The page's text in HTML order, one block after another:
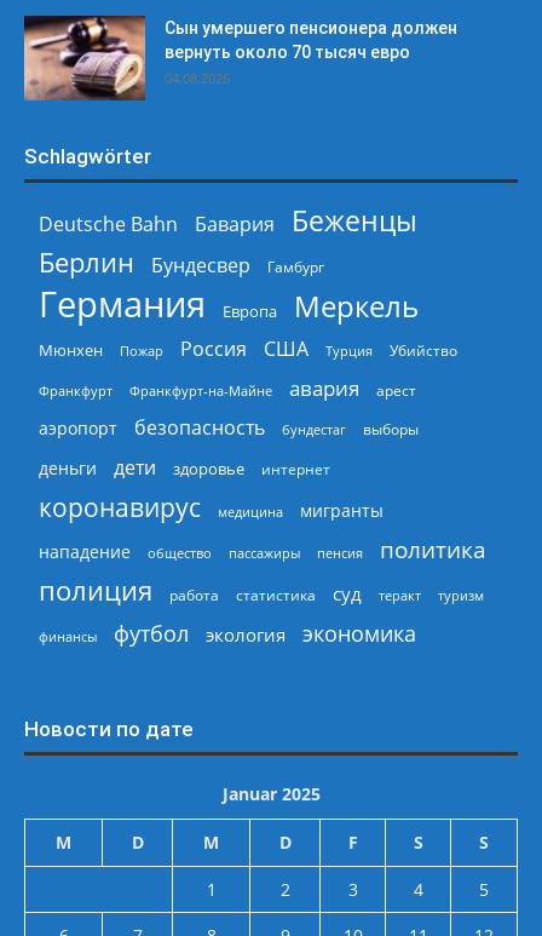
Сын умершего пенсионера должен
вернуть около 70 тысяч евро
04.08.2026
Schlagwörter
Deutsche Bahn Бавария
Беженцы
Берлин
Бундесвер Гамбург
Германия Европа Меркель
Мюнхен Пожар Россия США Турция Убийство
Франкфурт Франкфурт-на-Майне авария арест
аэропорт безопасность бундестаг выборы
деньги дети здоровье интернет
коронавирус медицина
мигранты
нападение
общество пассажиры пенсия политика
полиция работа статистика суд теракт туризм
финансы футбол экология экономика
Новости по дате
Januar 2025
M D M D F S S
1 2 3 4
5